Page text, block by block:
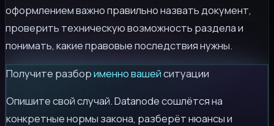
оформлением важно правильно назвать документ,
проверить техническую возможность раздела и
понимать, какие правовые последствия нужны.
Получите разборименно вашейситуации
Опишите свой случай. Datanode сошлётся на
конкретные нормы закона, разберёт нюансы и